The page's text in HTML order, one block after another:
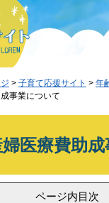
> 子育て応援サイト > 年
事業について
医療費助
ページ内目次